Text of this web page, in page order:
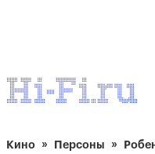
Кино Персоны